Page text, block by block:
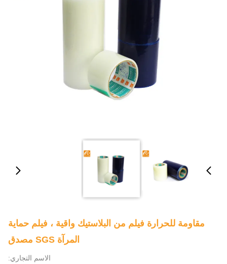
مقاومة للحرارة فيلم من البلاستيك واقية ، فيلم حماية
المرآة SGS مصدق
الاسم التجاري: